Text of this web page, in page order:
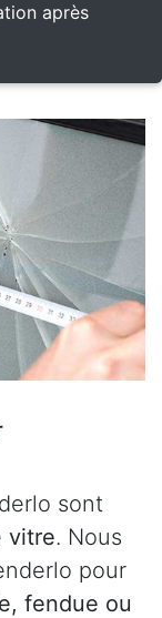
après
sont
vitre. Nous
pour
fendue ou